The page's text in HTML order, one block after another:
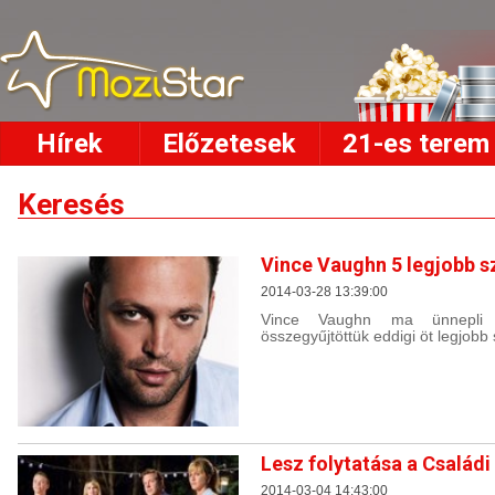
Hírek Előzetesek 21-es terem
Keresés
Vince Vaughn 5 legjobb
2014-03-28 13:39:00
Vince Vaughn ma ünnepli
összegyűjtöttük eddigi öt legjobb
Lesz folytatása a
2014-03-04 14:43:00